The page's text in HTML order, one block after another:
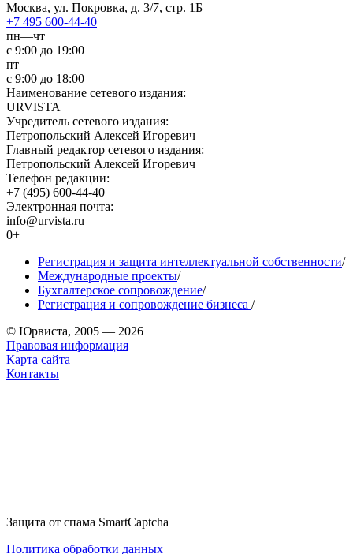
Москва, ул. Покровка, д. 3/7, стр. 1Б
+7 495 600-44-40
пн—чт
с 9:00 до 19:00
пт
с 9:00 до 18:00
Наименование сетевого издания:
URVISTA
Учредитель сетевого издания:
Петропольский Алексей Игоревич
Главный редактор сетевого издания:
Петропольский Алексей Игоревич
Телефон редакции:
+7 (495) 600-44-40
Электронная почта:
info@urvista.ru
0+
Регистрация и защита интеллектуальной собственности/
Международные проекты/
Бухгалтерское сопровождение/
Регистрация и сопровождение бизнеса /
© Юрвиста, 2005 — 2026
Правовая информация
Карта сайта
Контакты
Защита от спама SmartCaptcha
Политика обработки данных